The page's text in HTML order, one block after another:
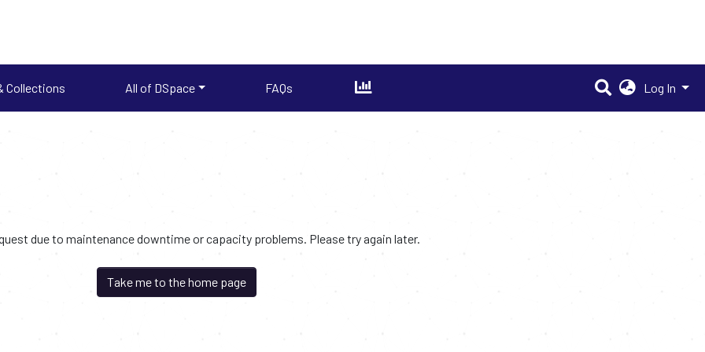
Collections All of DSpace FAQs Log In
due to maintenance downtime or capacity problems. Please try again later.
Take me to the home page